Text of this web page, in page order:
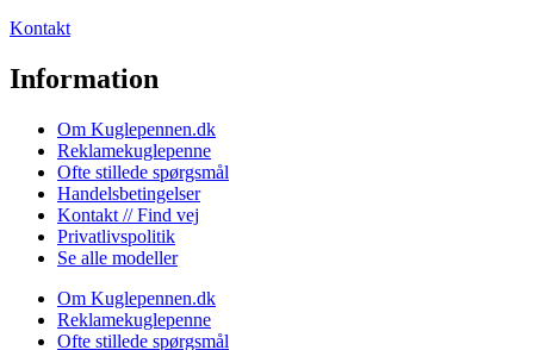
Kontakt
Information
Om Kuglepennen.dk
Reklamekuglepenne
Ofte stillede spørgsmål
Handelsbetingelser
Kontakt // Find vej
Privatlivspolitik
Se alle modeller
Om Kuglepennen.dk
Reklamekuglepenne
Ofte stillede spørgsmål